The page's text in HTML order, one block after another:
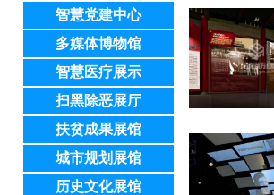
智慧党建中心
多媒体博物馆
智慧医疗展示
扫黑除恶展厅
扶贫成果展馆
城市规划展馆
历史文化展馆